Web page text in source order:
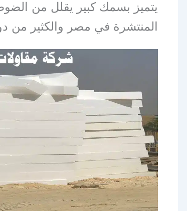
يتميز بسمك كبير يقلل من
المنتشرة في مصر والكثير من